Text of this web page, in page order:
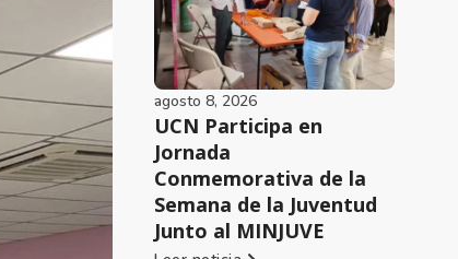
agosto 8, 2026
UCN Participa en
Jornada
Conmemorativa de la
Semana de la Juventud
Junto al MINJUVE